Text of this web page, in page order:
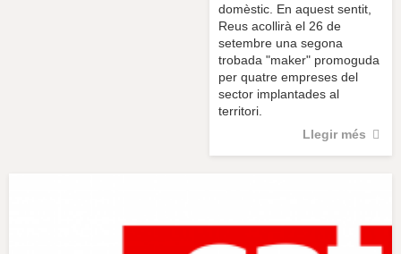
domèstic. En aquest sentit,
Reus acollirà el 26 de
setembre una segona
trobada "maker" promoguda
per quatre empreses del
sector implantades al
territori.
Llegir més